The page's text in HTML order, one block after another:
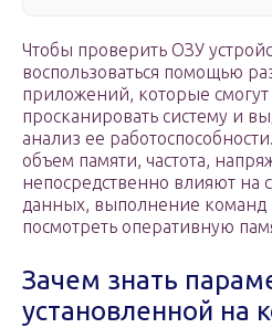
Чтобы проверить ОЗУ
воспользоваться помощью
приложений, которые
просканировать систему и
анализ ее
объем памяти, частота,
непосредственно влияют на
данных, выполнение команд
посмотреть оперативную
Зачем знать
установленной на